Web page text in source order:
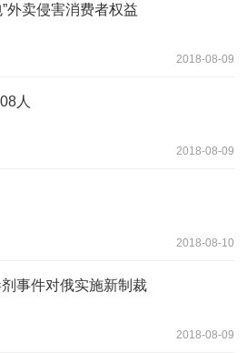
外卖侵害消费者权益
2018-08-09
人
2018-08-09
2018-08-10
事件对俄实施新制裁
2018-08-09